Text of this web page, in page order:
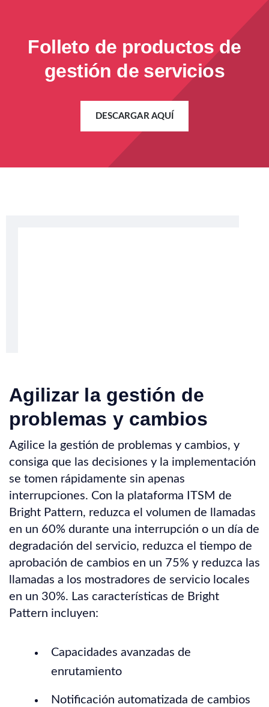
Folleto de productos de
gestión de servicios
DESCARGAR AQUÍ
Agilizar la gestión de
problemas y cambios
Agilice la gestión de problemas y cambios, y
consiga que las decisiones y la implementación
se tomen rápidamente sin apenas
interrupciones. Con la plataforma ITSM de
Bright Pattern, reduzca el volumen de llamadas
en un 60% durante una interrupción o un día de
degradación del servicio, reduzca el tiempo de
aprobación de cambios en un 75% y reduzca las
llamadas a los mostradores de servicio locales
en un 30%. Las características de Bright
Pattern incluyen:
Capacidades avanzadas de
enrutamiento
Notificación automatizada de cambios